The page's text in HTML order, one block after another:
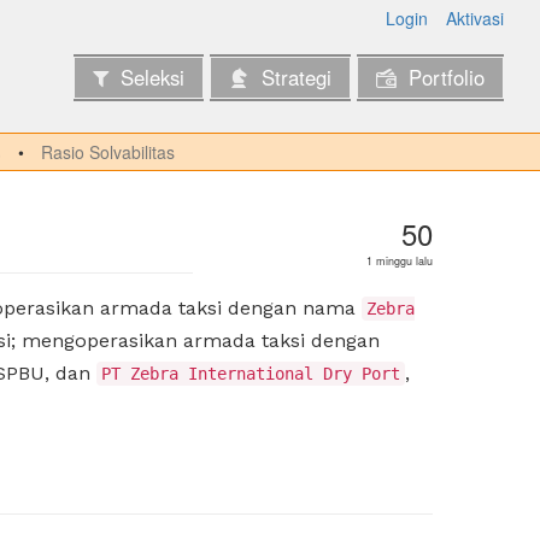
Login Aktivasi
Seleksi Strategi Portfolio
Rasio Solvabilitas
50
1 minggu lalu
armada taksi dengan nama
Zebra
mengoperasikan armada taksi dengan
dan PT Zebra International Dry Port ,